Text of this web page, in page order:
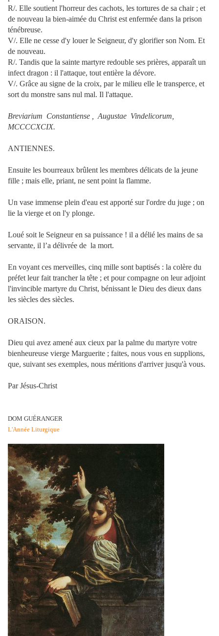
R/. Elle soutient l'horreur des cachots, les tortures de sa chair ; et
de nouveau la bien-aimée du Christ est enfermée dans la prison
ténébreuse.
V/. Elle ne cesse d'y louer le Seigneur, d'y glorifier son Nom. Et
de nouveau.
R/. Tandis que la sainte martyre redouble ses prières, apparaît un
infect dragon : il l'attaque, tout entière la dévore.
V/. Grâce au signe de la croix, par le milieu elle le transperce, et
sort du monstre sans nul mal. Il l'attaque.
Breviarium Constantiense , Augustae Vindelicorum,
MCCCCXCIX.
ANTIENNES.
Ensuite les bourreaux brûlent les membres délicats de la jeune
fille ; mais elle, priant, ne sent point la flamme.
Un vase immense plein d'eau est apporté sur l'ordre du juge ; on
lie la vierge et on l'y plonge.
Loué soit le Seigneur en sa puissance ! il a délié les mains de sa
servante, il l’a délivrée de la mort.
En voyant ces merveilles, cinq mille sont baptisés : la colère du
préfet leur fait trancher la tête ; et pour compagne on leur adjoint
l'invincible martyre du Christ, bénissant le Dieu des dieux dans
les siècles des siècles.
ORAISON.
Dieu qui avez amené aux cieux par la palme du martyre votre
bienheureuse vierge Marguerite ; faites, nous vous en supplions,
que, suivant ses exemples, nous méritions d'arriver jusqu'à vous.
Par Jésus-Christ
DOM GUÉRANGER
L'Année Liturgique